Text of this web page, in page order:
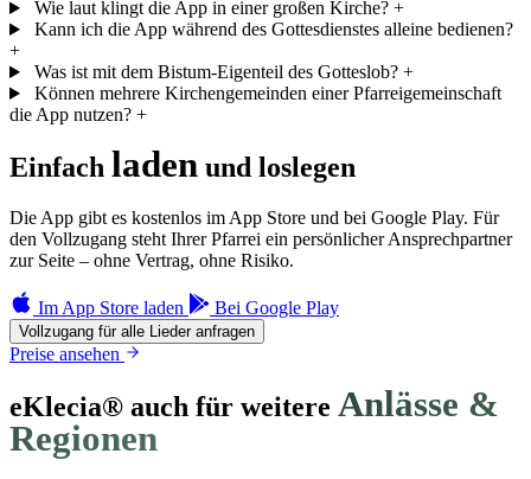
Wie laut klingt die App in einer großen Kirche? +
Kann ich die App während des Gottesdienstes alleine bedienen?
+
Was ist mit dem Bistum-Eigenteil des Gotteslob? +
Können mehrere Kirchengemeinden einer Pfarreigemeinschaft
die App nutzen? +
Einfach laden und loslegen
Die App gibt es kostenlos im App Store und bei Google Play. Für
den Vollzugang steht Ihrer Pfarrei ein persönlicher Ansprechpartner
zur Seite – ohne Vertrag, ohne Risiko.
Im App Store laden Bei Google Play
Vollzugang für alle Lieder anfragen
Preise ansehen
eKlecia® auch für weitere Anlässe &
Regionen